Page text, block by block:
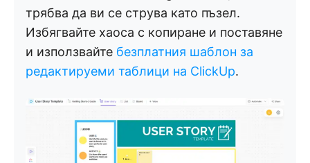
трябва да ви се струва като пъзел.
Избягвайте хаоса с копиране и поставяне
и използвайте безплатния шаблон за
редактируеми таблици на ClickUp.